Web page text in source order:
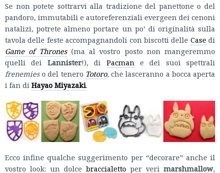
Se non potete sottrarvi alla tradizione del panettone o del
pandoro, immutabili e autoreferenziali evergeen dei cenoni
natalizi, potrete almeno portare un po’ di originalità sulla
tavola delle feste accompagnandoli con biscotti delle Case di
Game of Thrones(ma al vostro posto non mangeremmo
quelli dei Lannister!), di Pacman e dei suoi spettrali
frenemieso del tenero Totoro, che lasceranno a bocca aperta
i fan di Hayao Miyazaki.
Ecco infine qualche suggerimento per “decorare” anche il
vostro look: un dolce braccialetto per veri marshmallow,